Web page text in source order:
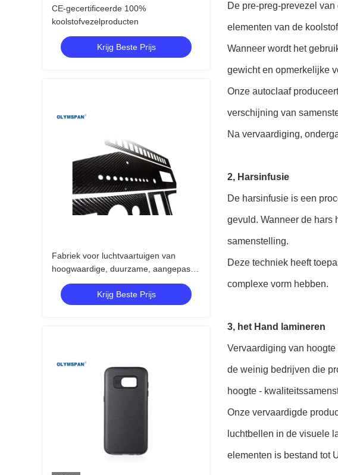
CE-gecertificeerde 100%
koolstofvezelproducten
Krijg Beste Prijs
Fabriek voor luchtvaartuigen van
hoogwaardige, duurzame, aangepaste
koolstofvezels
Krijg Beste Prijs
De pre-preg-prevezel
elementen van de
Wanneer wordt het
gewicht en opmerkelijke
Onze autoclaaf
verschijning van
Na vervaardiging,
2, Harsinfusie
De harsinfusie is een
gevuld. Wanneer de hars
samenstelling.
Deze techniek heeft
complexe vorm hebben.
3, het Hand lamineren
Vervaardiging van
de weinig bedrijven die
hoogte -
Onze vervaardigde
luchtbellen in de visuele
elementen is bestand tot